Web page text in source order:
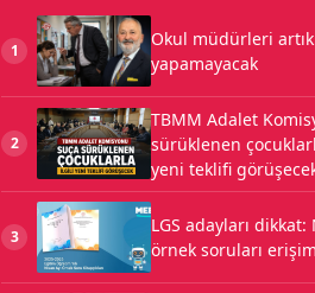
1
Okul müdürleri
yapamayacak
2
TBMM Adalet
sürüklenen
yeni teklifi
3
LGS adayları dikkat:
örnek soruları